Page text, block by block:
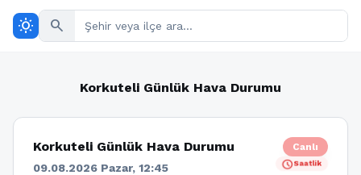
wb_sunny search
Korkuteli Günlük Hava Durumu
Korkuteli Günlük Hava Durumu
09.08.2026 Pazar, 12:45
Canlı
scheduleSaatlik